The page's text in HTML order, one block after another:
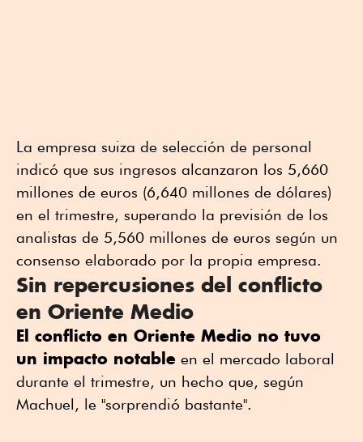
La empresa suiza de selección de personal
indicó que sus ingresos alcanzaron los 5,660
millones de ⁠euros (6,640 millones de dólares)
en el trimestre, superando la ⁠previsión de los
analistas de 5,560 ⁠millones de euros según un
consenso elaborado por la propia empresa.
Sin repercusiones del conflicto
en Oriente Medio
El conflicto en Oriente Medio no tuvo
un impacto notable en el mercado laboral
durante el trimestre, un hecho que, según
Machuel, le "sorprendió bastante".